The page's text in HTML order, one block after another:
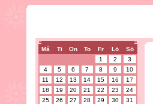
Må Ti On To Fr Lö
Sö
1
2
3
4
5 6 7 8 9
10
11
12 13 14 15 16
17
18
19 20 21 22 23
24
25
26 27 28 29 30 31